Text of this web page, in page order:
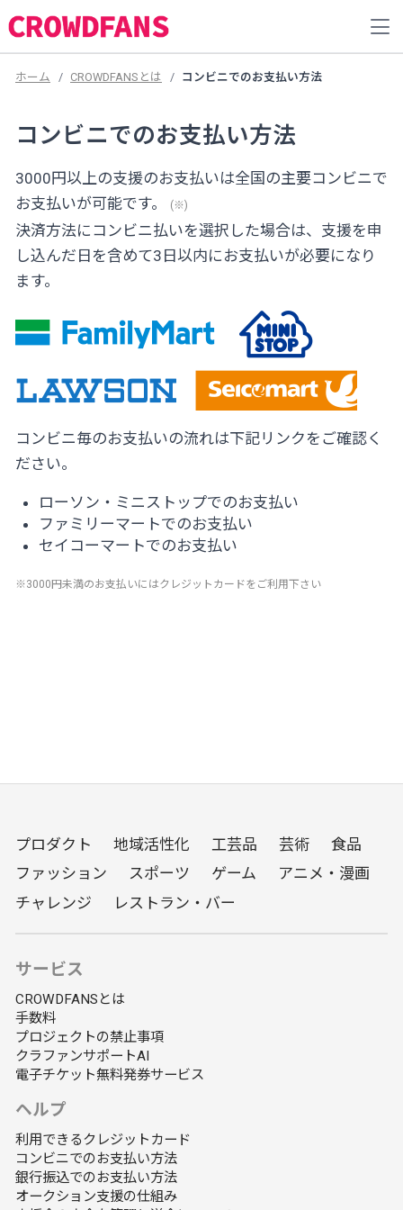
ホーム CROWDFANSとは コンビニでのお支払い方法
コンビニでのお支払い方法
3000円以上の支援のお支払いは全国の主要コンビニで
お支払いが可能です。
(※)
決済方法にコンビニ払いを選択した場合は、支援を申
し込んだ日を含めて3日以内にお支払いが必要になり
ます。
コンビニ毎のお支払いの流れは下記リンクをご確認く
ださい。
ローソン・ミニストップでのお支払い
ファミリーマートでのお支払い
セイコーマートでのお支払い
※3000円未満のお支払いにはクレジットカードをご利用下さい
プロダクト 地域活性化 工芸品 芸術
食品
ファッション
スポーツ ゲーム
アニメ・漫画
チャレンジ
レストラン・バー
サービス
CROWDFANSとは
手数料
プロジェクトの禁止事項
クラファンサポートAI
電子チケット無料発券サービス
ヘルプ
利用できるクレジットカード
コンビニでのお支払い方法
銀行振込でのお支払い方法
オークション支援の仕組み